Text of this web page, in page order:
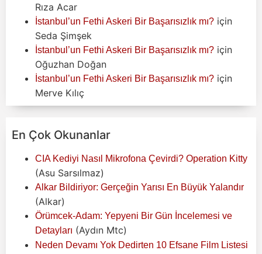
Rıza Acar
İstanbul’un Fethi Askeri Bir Başarısızlık mı? için
Seda Şimşek
İstanbul’un Fethi Askeri Bir Başarısızlık mı? için
Oğuzhan Doğan
İstanbul’un Fethi Askeri Bir Başarısızlık mı? için
Merve Kılıç
En Çok Okunanlar
CIA Kediyi Nasıl Mikrofona Çevirdi? Operation Kitty
(Asu Sarsılmaz)
Alkar Bildiriyor: Gerçeğin Yarısı En Büyük Yalandır
(Alkar)
Örümcek-Adam: Yepyeni Bir Gün İncelemesi ve
Detayları (Aydın Mtc)
Neden Devamı Yok Dedirten 10 Efsane Film Listesi